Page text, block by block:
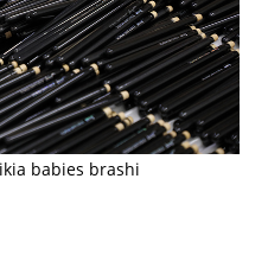
babies brashi